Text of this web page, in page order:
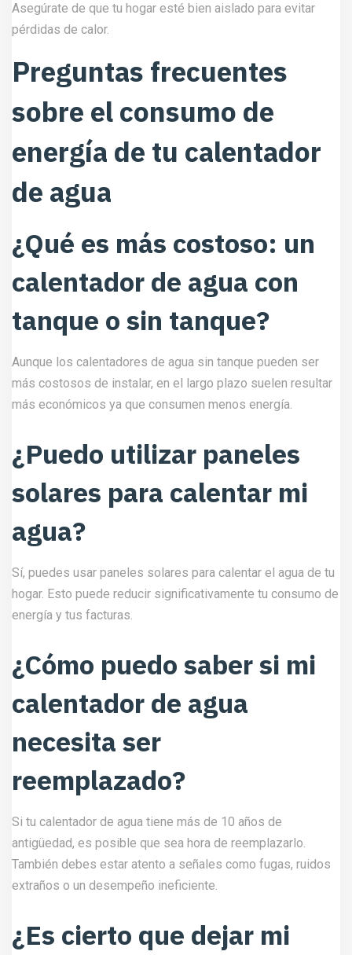
Asegúrate de que tu hogar esté bien aislado para evitar
pérdidas de calor.
Preguntas frecuentes
sobre el consumo de
energía de tu calentador
de agua
¿Qué es más costoso: un
calentador de agua con
tanque o sin tanque?
Aunque los calentadores de agua sin tanque pueden ser
más costosos de instalar, en el largo plazo suelen resultar
más económicos ya que consumen menos energía.
¿Puedo utilizar paneles
solares para calentar mi
agua?
Sí, puedes usar paneles solares para calentar el agua de tu
hogar. Esto puede reducir significativamente tu consumo de
energía y tus facturas.
¿Cómo puedo saber si mi
calentador de agua
necesita ser
reemplazado?
Si tu calentador de agua tiene más de 10 años de
antigüedad, es posible que sea hora de reemplazarlo.
También debes estar atento a señales como fugas, ruidos
extraños o un desempeño ineficiente.
¿Es cierto que dejar mi